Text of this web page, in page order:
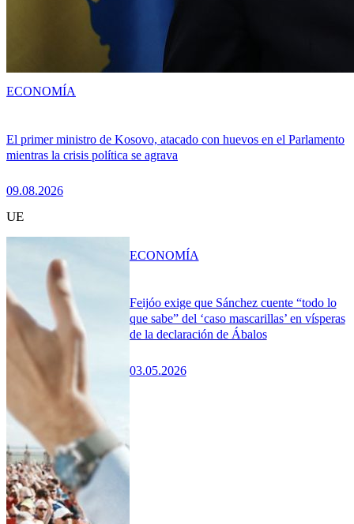
El primer ministro de Kosovo, atacado con huevos en el Parlamento
mientras la crisis política se agrava
09.08.2026
ECONOMÍA
UE
Feijóo exige que Sánchez cuente “todo lo
que sabe” del ‘caso mascarillas’ en vísperas
de la declaración de Ábalos
03.05.2026
ECONOMÍA